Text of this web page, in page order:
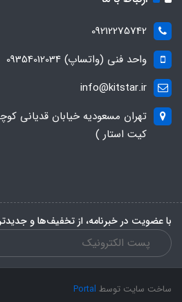
09212275742
واحد فنی (واتساپ) 09354012034
info@kitstar.ir
تهران مسعودیه خیابان قدیانی
کیت استار )
با عضویت در خبرنامه، از تخفیف‌ها و
ساخت سایت توسط Portal